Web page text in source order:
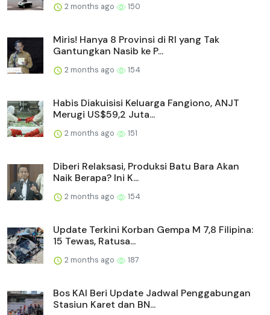
2 months ago 150
Miris! Hanya 8 Provinsi di RI yang Tak
Gantungkan Nasib ke P...
2 months ago 154
Habis Diakuisisi Keluarga Fangiono, ANJT
Merugi US$59,2 Juta...
2 months ago 151
Diberi Relaksasi, Produksi Batu Bara Akan
Naik Berapa? Ini K...
2 months ago 154
Update Terkini Korban Gempa M 7,8 Filipina:
15 Tewas, Ratusa...
2 months ago 187
Bos KAI Beri Update Jadwal Penggabungan
Stasiun Karet dan BN...